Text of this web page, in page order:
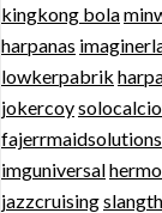
kingkong bola
harpanas
lowkerpabrik
jokercoy
fajerrmaidsolutions
imguniversal
jazzcruising